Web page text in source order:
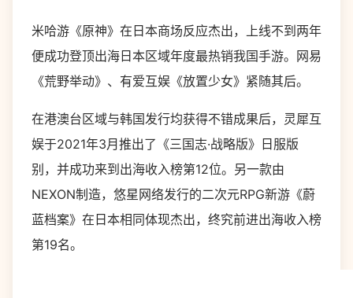
米哈游《原神》在日本商场反应杰出，上线不到两年
便成功登顶出海日本区域年度最热销我国手游。网易
《荒野举动》、有爱互娱《放置少女》紧随其后。
在港澳台区域与韩国发行均获得不错成果后，灵犀互
娱于2021年3月推出了《三国志·战略版》日服版
别，并成功来到出海收入榜第12位。另一款由
NEXON制造，悠星网络发行的二次元RPG新游《蔚
蓝档案》在日本相同体现杰出，终究前进出海收入榜
第19名。